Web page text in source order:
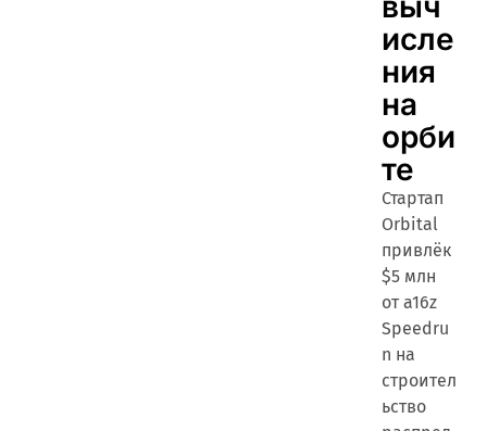
исле
ния
на
орби
те
Стартап
Orbital
привлёк
$5 млн
от a16z
Speedru
n на
строител
ьство